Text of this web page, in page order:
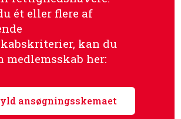
ét eller flere af
kan du
medlemsskab her:
ansøgningsskemaet